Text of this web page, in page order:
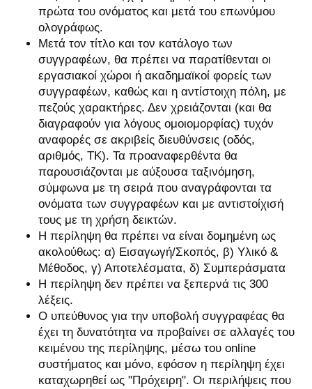
πρώτα του ονόματος και μετά του επωνύμου
ολογράφως.
Μετά τον τίτλο και τον κατάλογο των
συγγραφέων, θα πρέπει να παρατίθενται οι
εργασιακοί χώροι ή ακαδημαϊκοί φορείς των
συγγραφέων, καθώς και η αντίστοιχη πόλη, με
πεζούς χαρακτήρες. Δεν χρειάζονται (και θα
διαγραφούν για λόγους ομοιομορφίας) τυχόν
αναφορές σε ακριβείς διευθύνσεις (οδός,
αριθμός, ΤΚ). Τα προαναφερθέντα θα
παρουσιάζονται με αύξουσα ταξινόμηση,
σύμφωνα με τη σειρά που αναγράφονται τα
ονόματα των συγγραφέων και με αντιστοίχισή
τους με τη χρήση δεικτών.
Η περίληψη θα πρέπει να είναι δομημένη ως
ακολούθως: α) Εισαγωγή/Σκοπός, β) Υλικό &
Μέθοδος, γ) Αποτελέσματα, δ) Συμπεράσματα
Η περίληψη δεν πρέπει να ξεπερνά τις 300
λέξεις.
Ο υπεύθυνος για την υποβολή συγγραφέας θα
έχει τη δυνατότητα να προβαίνει σε αλλαγές του
κειμένου της περίληψης, μέσω του online
συστήματος και μόνο, εφόσον η περίληψη έχει
καταχωρηθεί ως "Πρόχειρη". Οι περιλήψεις που